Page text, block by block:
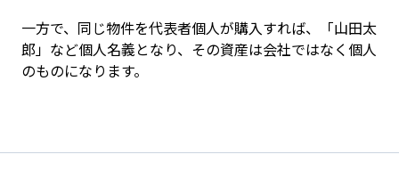
一方で、同じ物件を代表者個人が購入すれば、「山田太
郎」など個人名義となり、その資産は会社ではなく個人
のものになります。